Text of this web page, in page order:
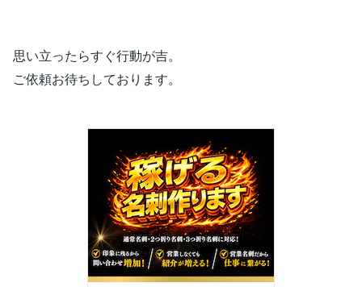
思い立ったらすぐ行動が吉。
ご依頼お待ちしております。